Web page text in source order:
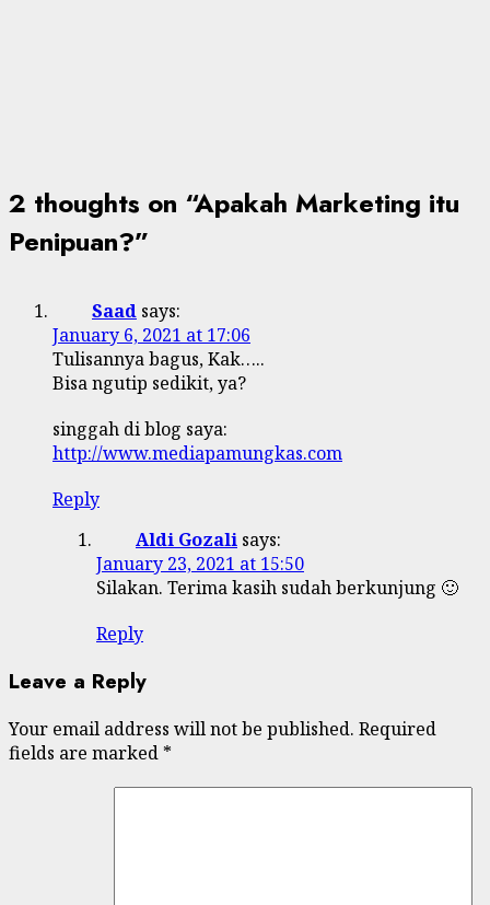
2 thoughts on “Apakah Marketing itu
Penipuan?”
Saad says:
January 6, 2021 at 17:06
Tulisannya bagus, Kak…..
Bisa ngutip sedikit, ya?
singgah di blog saya:
http://www.mediapamungkas.com
Reply
Aldi Gozali says:
January 23, 2021 at 15:50
Silakan. Terima kasih sudah berkunjung 🙂
Reply
Leave a Reply
Your email address will not be published. Required
fields are marked *